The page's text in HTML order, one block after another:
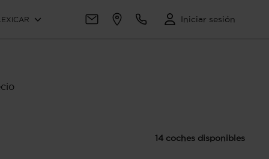
Iniciar sesión
14 coches disponibles